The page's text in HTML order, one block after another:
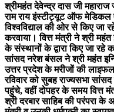
श्रीमहंत देवेन्द्र दास जी
राम राय इंस्टीट्यूट ऑफ मेडिकल
विश्वविद्याल की ओर से किए जा
करवाया। वित्त मंत्री ने श्री
के संस्थानों के द्वारा किए जा रहे
सांसद नरेश बंसल ने श्री महंत
उत्तर प्रदेश के मरीजों की
रविवार को सुबह राज्यसभा
पहुंचे, वहीं दोपहर के समय वित्त
श्री दरबार साहिब की परंपरा के